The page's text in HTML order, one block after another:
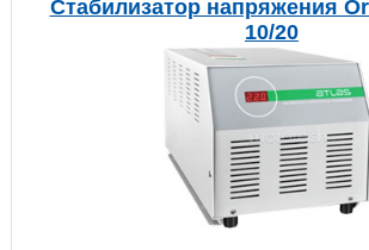
Стабилизатор напряжения
10/20